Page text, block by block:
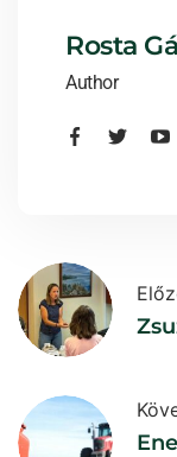
Rosta
Author